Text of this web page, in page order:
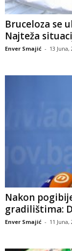
Bruceloza se
Najteža
Enver Smajić - 13 Juna,
Nakon
gradilištima:
Enver Smajić - 11 Juna,